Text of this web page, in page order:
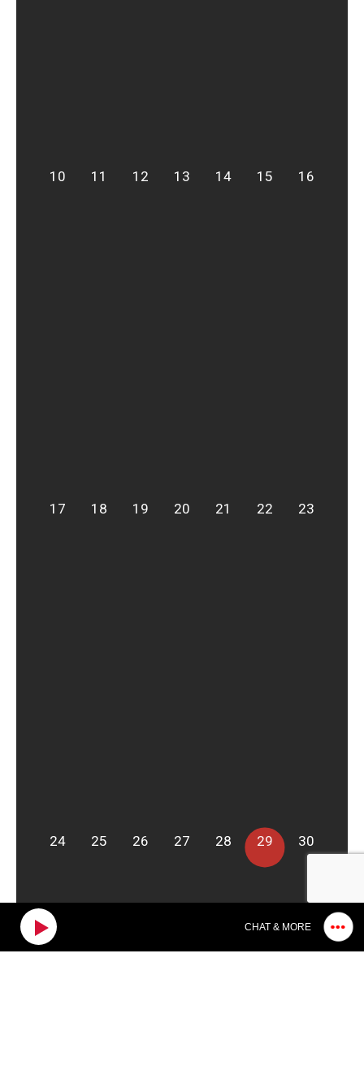
10 11 12 13 14 15 16
17 18 19 20 21 22 23
24 25 26 27 28 29 30
CHAT & MORE